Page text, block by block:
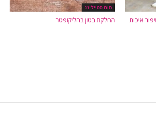
איכות
הום סטיילינג
החלקת בטון בהליקופטר